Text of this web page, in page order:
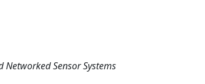
Networked Sensor Systems